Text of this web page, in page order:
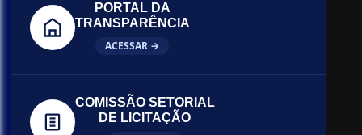
PORTAL DA
TRANSPARÊNCIA
ACESSAR →
COMISSÃO SETORIAL
DE LICITAÇÃO